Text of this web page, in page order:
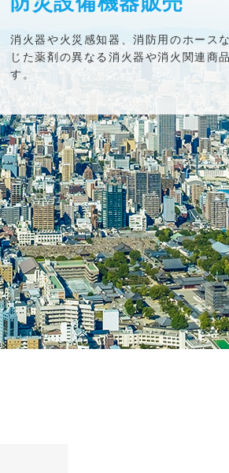
消火器や火災感知器、消防用のホース
じた薬剤の異なる消火器や消火関連商
す。